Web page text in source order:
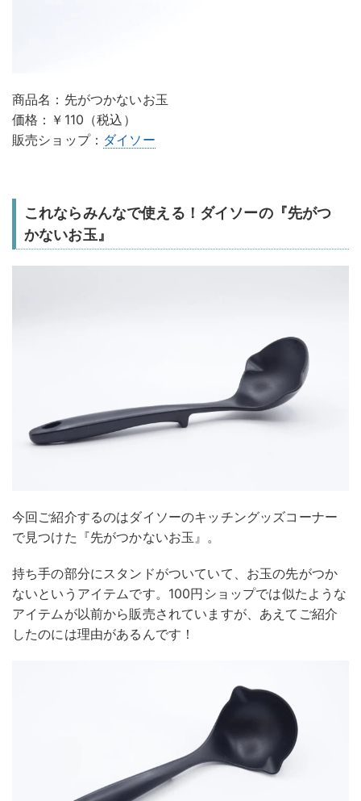
商品名：先がつかないお玉
価格：￥110（税込）
販売ショップ： ダイソー
これならみんなで使える！ダイソーの『先がつ
かないお玉』
今回ご紹介するのはダイソーのキッチングッズコーナー
で見つけた『先がつかないお玉』。
持ち手の部分にスタンドがついていて、お玉の先がつか
ないというアイテムです。100円ショップでは似たような
アイテムが以前から販売されていますが、あえてご紹介
したのには理由があるんです！